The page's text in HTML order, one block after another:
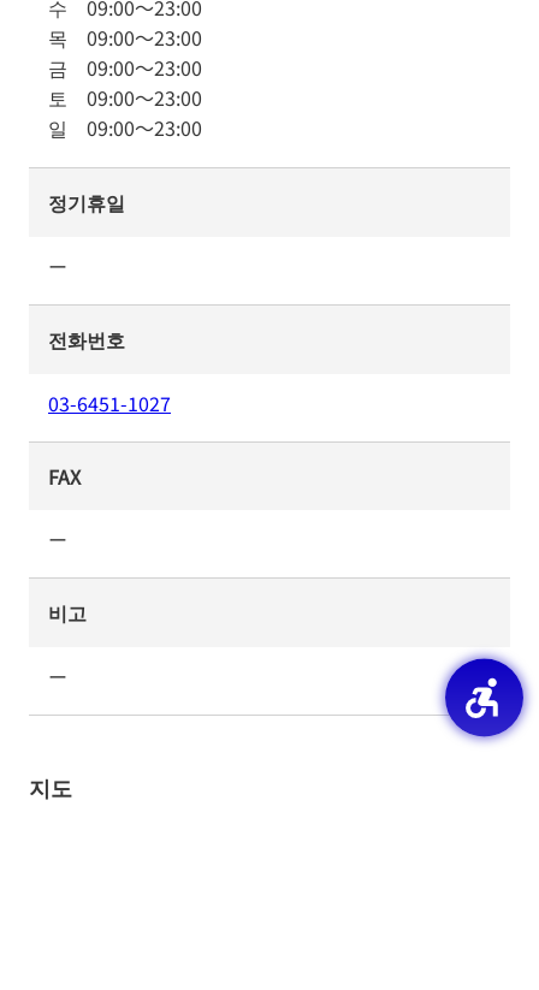
수 09:00～23:00
목 09:00～23:00
금 09:00～23:00
토 09:00～23:00
일 09:00～23:00
정기휴일
ー
전화번호
03-6451-1027
FAX
ー
비고
ー
지도